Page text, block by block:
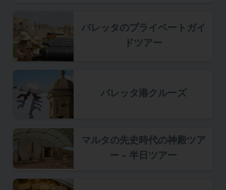
バレッタのプライベートガイ
ドツアー
バレッタ港クルーズ
マルタの先史時代の神殿ツア
ー – 半日ツアー